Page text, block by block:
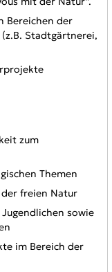
Bereichen der
Stadtgärtnerei,
zum
Themen
freien Natur
sowie
im Bereich der